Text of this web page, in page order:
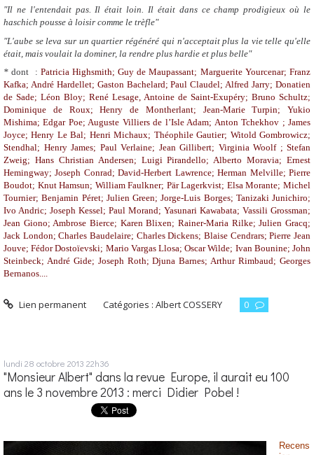
"Il ne l'entendait pas. Il était loin. Il était dans ce champ prodigieux où le
haschich pousse à loisir comme le trèfle"
"L'aube se leva sur un quartier régénéré qui n'acceptait plus la vie telle qu'elle
était, mais voulait la dominer, la rendre plus hardie et plus belle"
*dont : Patricia Highsmith; Guy de Maupassant; Marguerite Yourcenar; Franz
Kafka; André Hardellet; Gaston Bachelard; Paul Claudel; Alfred Jarry; Donatien
de Sade; Léon Bloy; René Lesage, Antoine de Saint-Exupéry; Bruno Schultz;
Dominique
de Roux; Henry de
Montherlant; Jean-Marie Turpin; Yukio
Mishima; Edgar Poe; Auguste Villiers de l’Isle Adam; Anton Tchekhov ; James
Joyce; Henry Le Bal; Henri Michaux; Théophile Gautier; Witold Gombrowicz;
Stendhal; Henry James; Paul Verlaine; Jean Gillibert; Virginia Woolf ; Stefan
Zweig; Hans Christian Andersen; Luigi Pirandello; Alberto Moravia; Ernest
Hemingway; Joseph Conrad; David-Herbert Lawrence; Herman Melville; Pierre
Boudot; Knut Hamsun; William Faulkner; Pär Lagerkvist; Elsa Morante; Michel
Tournier; Benjamin Péret; Julien Green; Jorge-Luis Borges; Tanizaki Junichiro;
Ivo Andric; Joseph Kessel; Paul Morand; Yasunari Kawabata; Vassili Grossman;
Jean Giono; Ambrose Bierce; Karen Blixen; Rainer-Maria Rilke; Julien Gracq;
Jack London; Charles Baudelaire; Charles Dickens; Blaise Cendrars; Pierre Jean
Jouve; Fédor Dostoïevski; Mario Vargas Llosa; Oscar Wilde; Ivan Bounine; John
Steinbeck; André Gide; Joseph Roth; Djuna Barnes; Arthur Rimbaud; Georges
Bernanos....
Lien permanent Catégories :Albert COSSERY 0
lundi 28 octobre 2013 22h36
"Monsieur Albert" dans la revue Europe, il aurait eu 100
ans le 3 novembre 2013 : merci Didier Pobel !
Recens